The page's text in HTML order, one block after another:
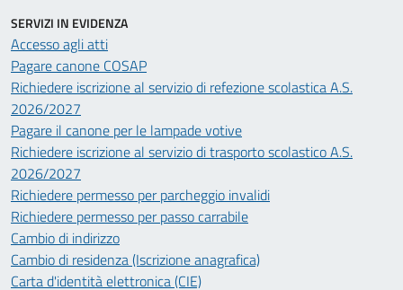
SERVIZI IN EVIDENZA
Accesso agli atti
Pagare canone COSAP
Richiedere iscrizione al servizio di refezione scolastica A.S.
2026/2027
Pagare il canone per le lampade votive
Richiedere iscrizione al servizio di trasporto scolastico A.S.
2026/2027
Richiedere permesso per parcheggio invalidi
Richiedere permesso per passo carrabile
Cambio di indirizzo
Cambio di residenza (Iscrizione anagrafica)
Carta d'identità elettronica (CIE)